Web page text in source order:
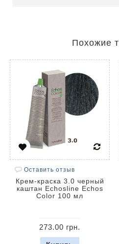
Похожие
Оставить отзыв
Крем-краска 3.0 черный
каштан Echosline Echos
Color 100 мл
273.00 грн.